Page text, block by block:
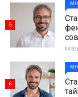
04:50
5
6